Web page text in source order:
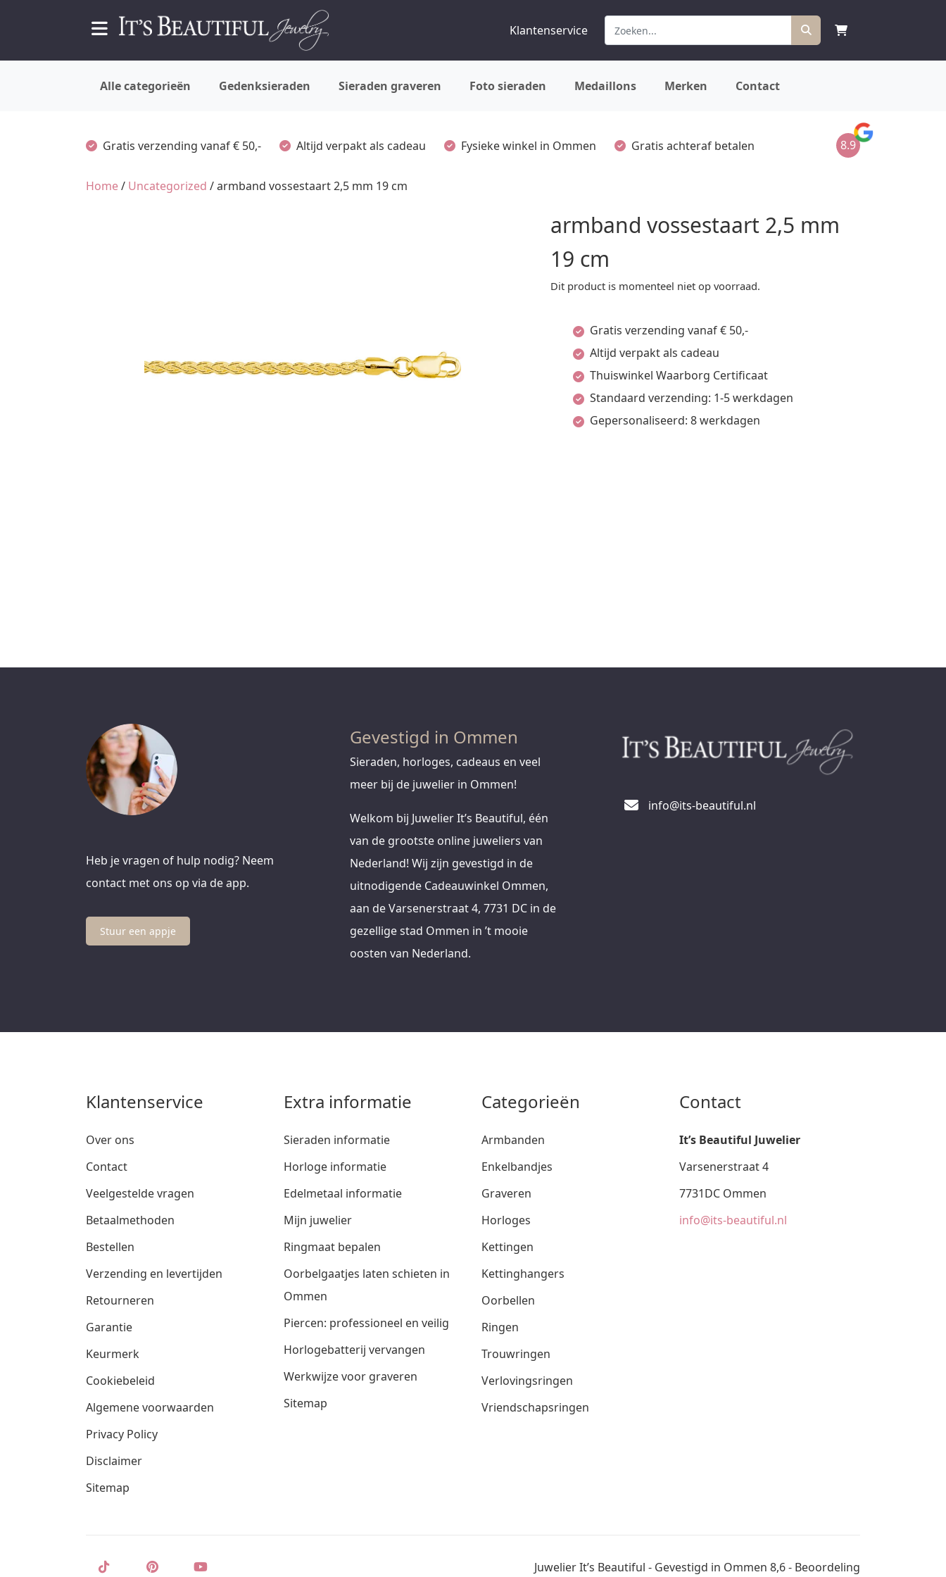
Klantenservice
Alle categorieën Gedenksieraden Sieraden graveren Foto sieraden Medaillons Merken Contact
Gratis verzending vanaf € 50,- Altijd verpakt als cadeau Fysieke winkel in Ommen Gratis achteraf betalen 8.9
Home/ Uncategorized / armband vossestaart 2,5 mm 19 cm
armband vossestaart 2,5 mm
19 cm
Dit product is momenteel niet op voorraad.
Gratis verzending vanaf € 50,-
Altijd verpakt als cadeau
Thuiswinkel Waarborg Certificaat
Standaard verzending: 1-5 werkdagen
Gepersonaliseerd: 8 werkdagen
Heb je vragen of hulp nodig? Neem
contact met ons op via de app.
Stuur een appje
Gevestigd in Ommen
Sieraden, horloges, cadeaus en veel
meer bij de juwelier in Ommen!
Welkom bij Juwelier It’s Beautiful, één
van de grootste online juweliers van
Nederland! Wij zijn gevestigd in de
uitnodigende Cadeauwinkel Ommen,
aan de Varsenerstraat 4, 7731 DC in de
gezellige stad Ommen in ’t mooie
oosten van Nederland.
info@its-beautiful.nl
Klantenservice
Over ons
Contact
Veelgestelde vragen
Betaalmethoden
Bestellen
Verzending en levertijden
Retourneren
Garantie
Keurmerk
Cookiebeleid
Algemene voorwaarden
Privacy Policy
Disclaimer
Sitemap
Extra informatie
Sieraden informatie
Horloge informatie
Edelmetaal informatie
Mijn juwelier
Ringmaat bepalen
Oorbelgaatjes laten schieten in
Ommen
Piercen: professioneel en veilig
Horlogebatterij vervangen
Werkwijze voor graveren
Sitemap
Categorieën
Armbanden
Enkelbandjes
Graveren
Horloges
Kettingen
Kettinghangers
Oorbellen
Ringen
Trouwringen
Verlovingsringen
Vriendschapsringen
Contact
It’s Beautiful Juwelier
Varsenerstraat 4
7731DC Ommen
info@its-beautiful.nl
Juwelier It’s Beautiful - Gevestigd in Ommen 8,6 - Beoordeling